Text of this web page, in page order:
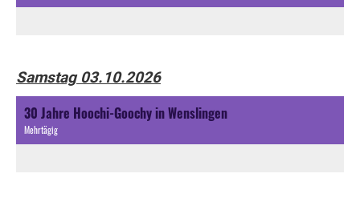
Samstag 03.10.2026
30 Jahre Hoochi-Goochy in Wenslingen
Mehrtägig